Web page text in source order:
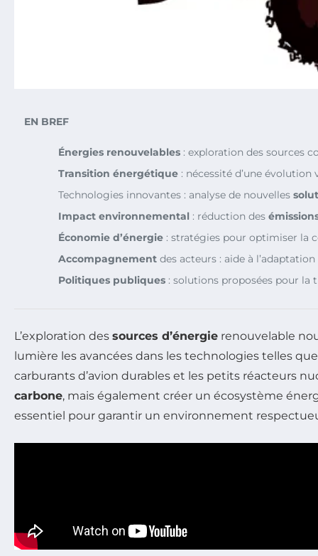
EN BREF
Énergies renouvelables : exploration des sources
Transition énergétique : nécessité d’une
Technologies innovantes : analyse de nouvelles
Impact environnemental : réduction des
Économie d’énergie : stratégies pour optimiser la
Accompagnement des acteurs : aide à
Politiques publiques : solutions proposées pour la
L’exploration des sources d’énergie renouvelable
lumière les avancées dans les technologies telles que
carburants d’avion durables et les petits réacteurs
carbone, mais également créer un écosystème
essentiel pour garantir un environnement